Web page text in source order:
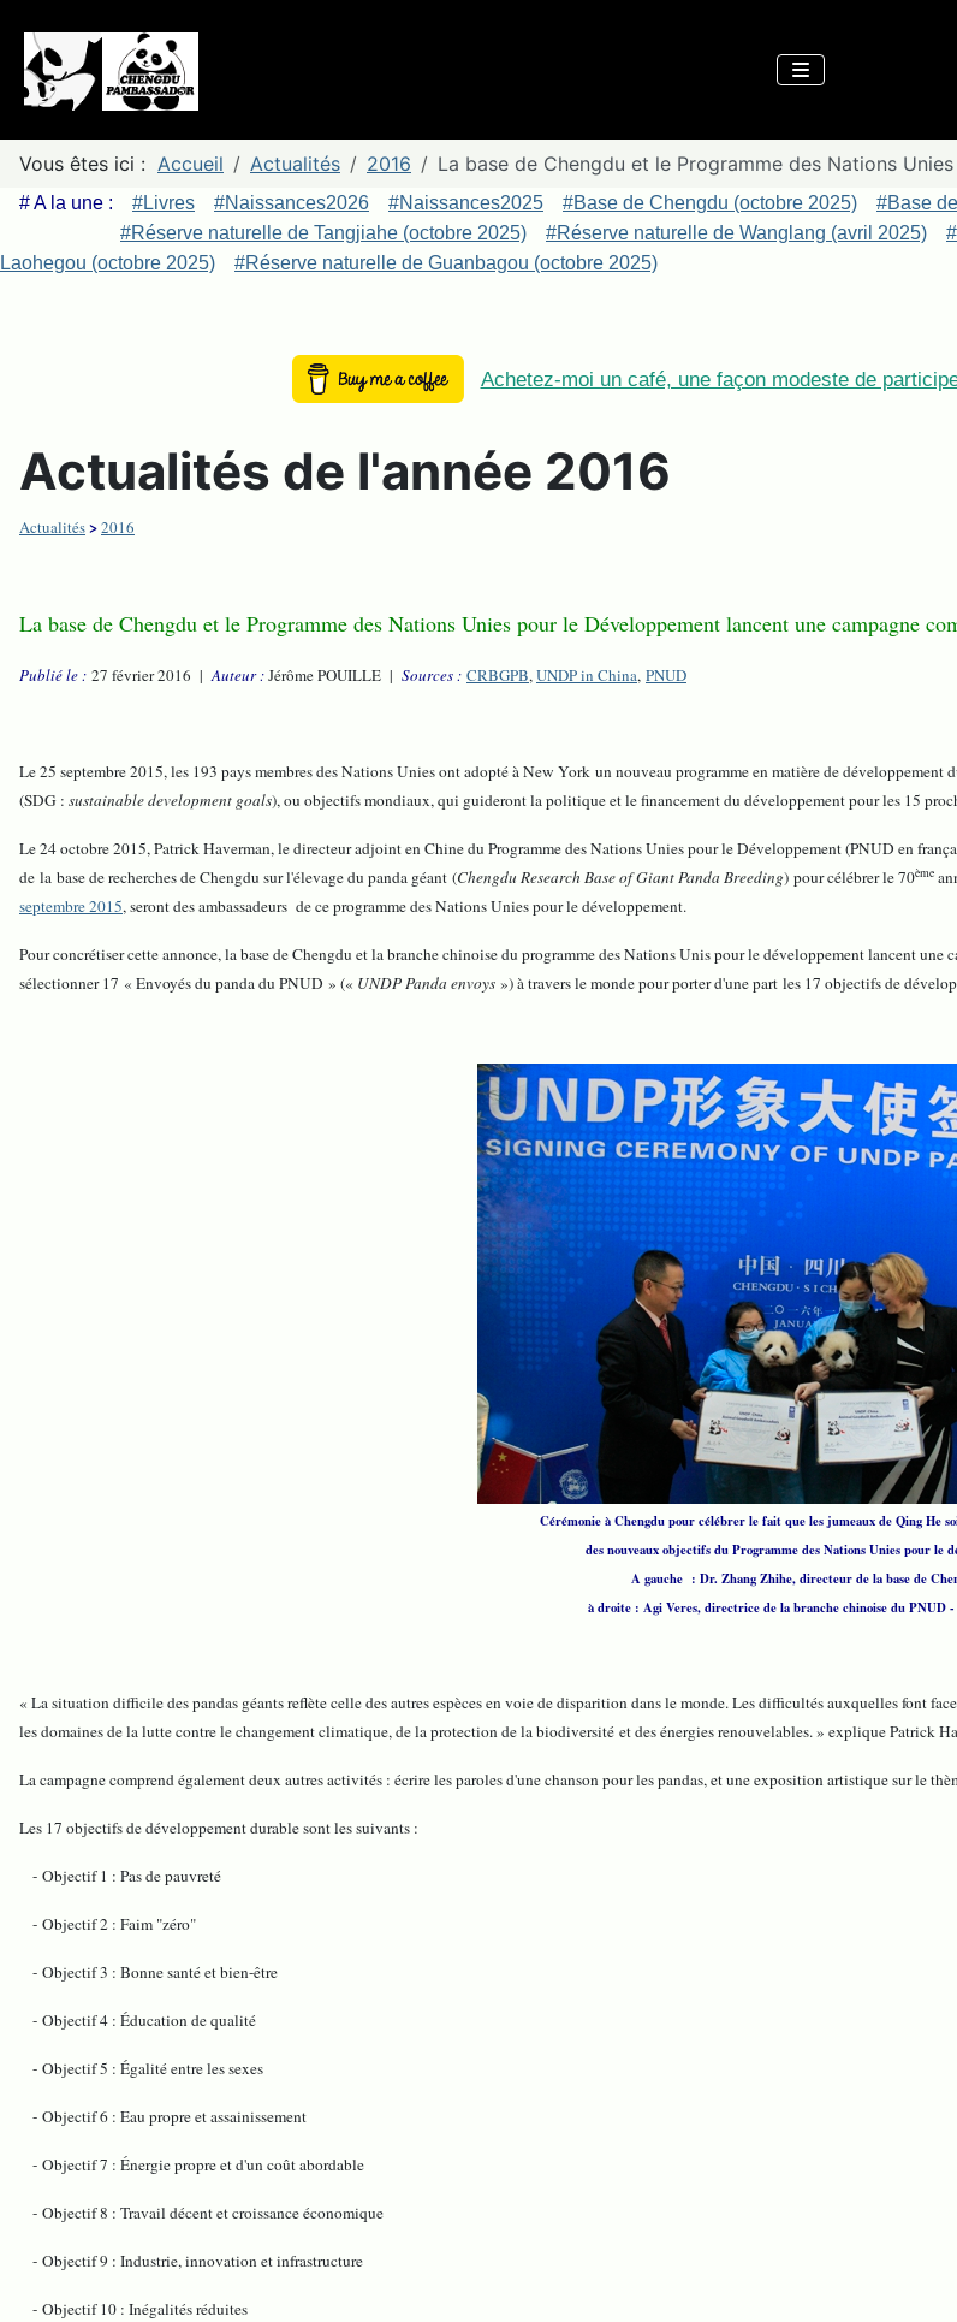
Vous êtes ici : Accueil Actualités 2016 La base de Chengdu et le Programme des Nations
# A la une : #Livres #Naissances2026 #Naissances2025 #Base de Chengdu (octobre 2025)
#Base
#Réserve naturelle de Tangjiahe (octobre 2025)
#Réserve naturelle de Wanglang (avril 2025)
Laohegou (octobre 2025)
#Réserve naturelle de Guanbagou (octobre 2025)
Achetez-moi un café, une façon modeste de
Actualités de l'année 2016
Actualités>2016
La base de Chengdu et le Programme des Nations Unies pour le Développement lancent une campagne
Publié le : 27 février 2016 |Auteur :Jérôme POUILLE | Sources : CRBGPB,UNDP in China, PNUD
Le 25 septembre 2015, les 193 pays membres des Nations Unies ont adopté à New York un nouveau programme en matière de
(SDG : sustainable development goals), ou objectifs mondiaux, qui guideront la politique et le financement du développement pour les 15
Le 24 octobre 2015, Patrick Haverman, le directeur adjoint en Chine du Programme des Nations Unies pour le Développement (PNUD en
de la base de recherches de Chengdu sur l'élevage du panda géant (Chengdu Research Base of Giant Panda Breeding) pour célébrer le 70ème
septembre 2015, seront des ambassadeurs de ce programme des Nations Unies pour le développement.
Pour concrétiser cette annonce, la base de Chengdu et la branche chinoise du programme des Nations Unis pour le développement lancent
sélectionner 17 « Envoyés du panda du PNUD » (« UNDP Panda envoys ») à travers le monde pour porter d'une part les 17 objectifs de
Cérémonie à Chengdu pour célébrer le fait que les jumeaux de Qing He
des nouveaux objectifs du Programme des Nations Unies pour le
A gauche : Dr. Zhang Zhihe, directeur de la base de
à droite : Agi Veres, directrice de la branche chinoise du PNUD
« La situation difficile des pandas géants reflète celle des autres espèces en voie de disparition dans le monde. Les difficultés auxquelles font
les domaines de la lutte contre le changement climatique, de la protection de la biodiversité et des énergies renouvelables. » explique Patrick
La campagne comprend également deux autres activités : écrire les paroles d'une chanson pour les pandas, et une exposition artistique sur le
Les 17 objectifs de développement durable sont les suivants :
- Objectif 1 : Pas de pauvreté
- Objectif 2 : Faim "zéro"
- Objectif 3 : Bonne santé et bien-être
- Objectif 4 : Éducation de qualité
- Objectif 5 : Égalité entre les sexes
- Objectif 6 : Eau propre et assainissement
- Objectif 7 : Énergie propre et d'un coût abordable
- Objectif 8 : Travail décent et croissance économique
- Objectif 9 : Industrie, innovation et infrastructure
- Objectif 10 : Inégalités réduites